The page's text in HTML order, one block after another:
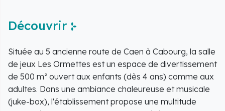
Découvrir
Située au 5 ancienne route de Caen à Cabourg, la salle
de jeux Les Ormettes est un espace de divertissement
de 500 m² ouvert aux enfants (dès 4 ans) comme aux
adultes. Dans une ambiance chaleureuse et musicale
(juke-box), l'établissement propose une multitude